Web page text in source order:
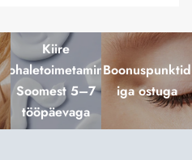
Kiire
kohaletoimetamine
Soomest 5–7
tööpäevaga
Boonuspunktid
iga ostuga